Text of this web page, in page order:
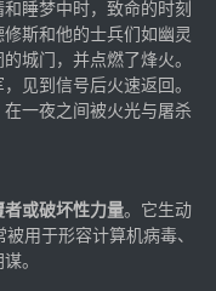
睡梦中时，致命的时刻
斯和他的士兵们如幽灵
城门，并点燃了烽火。
见到信号后火速返回。
一夜之间被火光与屠杀
或破坏性力量。它生动
用于形容计算机病毒、
。